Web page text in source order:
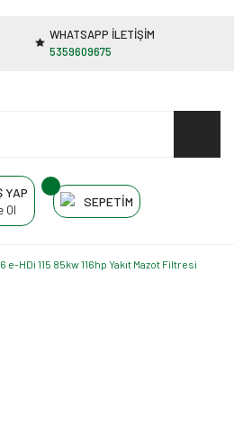
WHATSAPP İLETİŞİM
5359609675
YAP
Ol
SEPETİM